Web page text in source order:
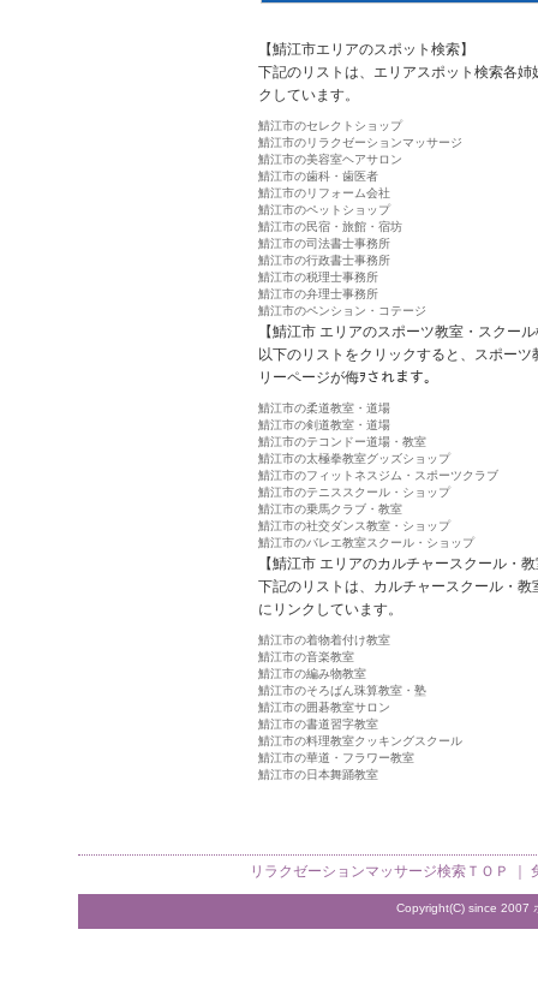
【鯖江市エリアのスポット検索】
下記のリストは、エリアスポット検索各
クしています。
鯖江市のセレクトショップ
鯖江市のリラクゼーションマッサージ
鯖江市の美容室ヘアサロン
鯖江市の歯科・歯医者
鯖江市のリフォーム会社
鯖江市のペットショップ
鯖江市の民宿・旅館・宿坊
鯖江市の司法書士事務所
鯖江市の行政書士事務所
鯖江市の税理士事務所
鯖江市の弁理士事務所
鯖江市のペンション・コテージ
【鯖江市 エリアのスポーツ教室・スクー
以下のリストをクリックすると、スポー
リーページが侮ｦされます。
鯖江市の柔道教室・道場
鯖江市の剣道教室・道場
鯖江市のテコンドー道場・教室
鯖江市の太極拳教室グッズショップ
鯖江市のフィットネスジム・スポーツクラブ
鯖江市のテニススクール・ショップ
鯖江市の乗馬クラブ・教室
鯖江市の社交ダンス教室・ショップ
鯖江市のバレエ教室スクール・ショップ
【鯖江市 エリアのカルチャースクール・
下記のリストは、カルチャースクール・
にリンクしています。
鯖江市の着物着付け教室
鯖江市の音楽教室
鯖江市の編み物教室
鯖江市のそろばん珠算教室・塾
鯖江市の囲碁教室サロン
鯖江市の書道習字教室
鯖江市の料理教室クッキングスクール
鯖江市の華道・フラワー教室
鯖江市の日本舞踊教室
リラクゼーションマッサージ検索 ＴＯＰ ｜
Copyright(C) since 2007